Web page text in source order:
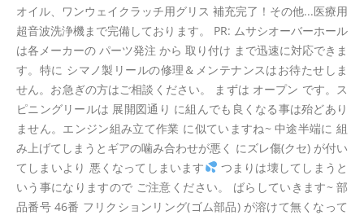
オイル、ワンウェイクラッチ用グリス 補充完了！その他...医療用
超音波洗浄機まで完備しております。 PR: ムサシオーバーホール
は各メーカーの パーツ発注 から 取り付け まで迅速に対応できま
す。特に シマノ製リールの修理＆メンテナンスはお待たせしま
せん。お急ぎの方はご相談ください。 まずは オープン です。ス
ピニングリールは 展開図通り に組んでも良くなる事は殆どあり
ません。エンジン組み立て作業 に似ていますね~ 中途半端に 組
み上げてしまうとギアの噛み合わせが悪く にズレ傷(クセ) が付い
てしまいより 悪くなってしまいます
つまりは壊してしまうと
いう事になりますので ご注意ください。 ばらしていきます~ 部
品番号 46番 フリクションリング(ゴム部品) が溶けて無くなって